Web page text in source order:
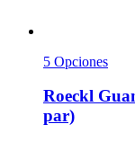
5 Opciones
Roeckl
par)